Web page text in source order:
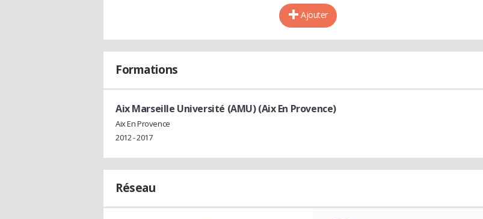
Ajouter
Formations
Aix Marseille Université (AMU) (Aix En Provence)
Aix En Provence
2012 - 2017
Réseau